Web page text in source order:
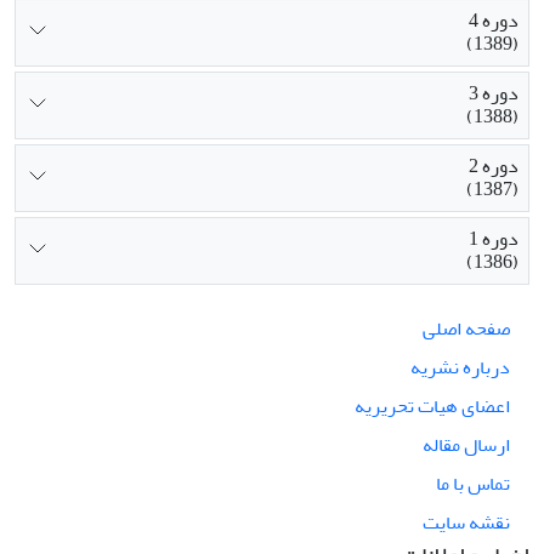
دوره 4
(1389)
دوره 3
(1388)
دوره 2
(1387)
دوره 1
(1386)
صفحه اصلی
درباره نشریه
اعضای هیات تحریریه
ارسال مقاله
تماس با ما
نقشه سایت